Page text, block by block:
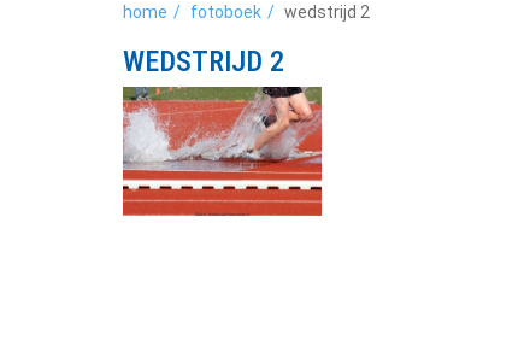
home fotoboek wedstrijd 2
WEDSTRIJD 2